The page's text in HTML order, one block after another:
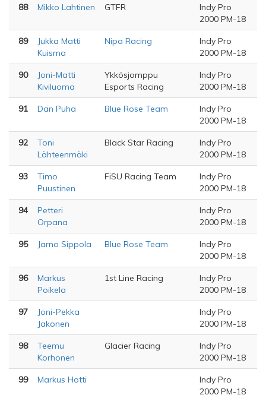
88 Mikko Lahtinen GTFR
Indy Pro
2000 PM-18
89
Jukka Matti
Kuisma
Nipa Racing
Indy Pro
2000 PM-18
90
Joni-Matti
Kiviluoma
Ykkösjomppu
Esports Racing
Indy Pro
2000 PM-18
91 Dan Puha Blue Rose Team
Indy Pro
2000 PM-18
92
Toni
Lähteenmäki
Black Star Racing
Indy Pro
2000 PM-18
93
Timo
Puustinen
FiSU Racing Team
Indy Pro
2000 PM-18
94
Petteri
Orpana
Indy Pro
2000 PM-18
95 Jarno Sippola Blue Rose Team
Indy Pro
2000 PM-18
96
Markus
Poikela
1st Line Racing
Indy Pro
2000 PM-18
97
Joni-Pekka
Jakonen
Indy Pro
2000 PM-18
98
Teemu
Korhonen
Glacier Racing
Indy Pro
2000 PM-18
99 Markus Hotti
Indy Pro
2000 PM-18